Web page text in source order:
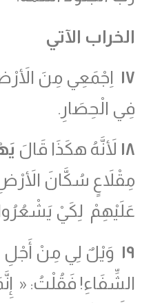
الخراب الآتي
١٧ اِجْمَعِي مِنَ
فِي الْحِصَارِ.
١٨ لأَنَّهُ هكَذَا قَالَ
مِقْلاَعٍ سُكَّانَ
عَلَيْهِمْ لِكَيْ
١٩ وَيْلٌ لِي مِنْ
الشِّفَاءِ! فَقُلْتُ: «